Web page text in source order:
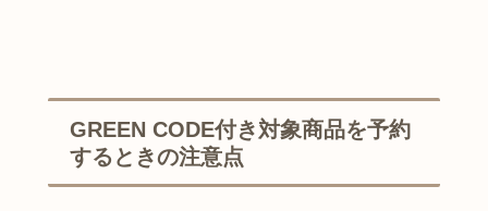
GREEN CODE付き対象商品を予約
するときの注意点